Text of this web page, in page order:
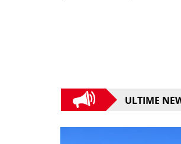
ULTIME